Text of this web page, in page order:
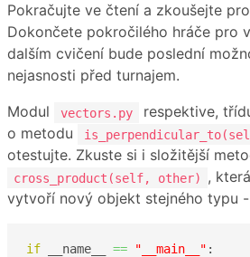
Pokračujte ve čtení a zkoušejte
Dokončete pokročilého hráče pro
dalším cvičení bude poslední
nejasnosti před turnajem.
Modul
vectors.py respektive,
o metodu
otestujte. Zkuste si i složitější
cross_product(self, other)
,
vytvoří nový objekt stejného typu -
if __name__ == "__main__" :